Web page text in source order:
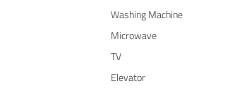
Washing Machine
Microwave
TV
Elevator